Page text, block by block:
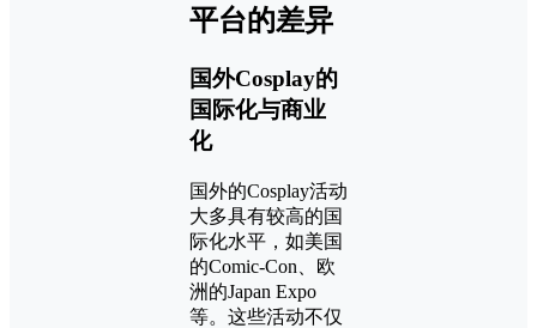
平台的差异
国外Cosplay的
国际化与商业
化
国外的Cosplay活动
大多具有较高的国
际化水平，如美国
的Comic-Con、欧
洲的Japan Expo
等。这些活动不仅